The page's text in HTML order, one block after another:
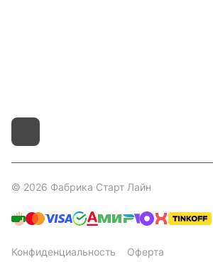
© 2026 Фабрика Старт Лайн
Конфиденциальность Оферта